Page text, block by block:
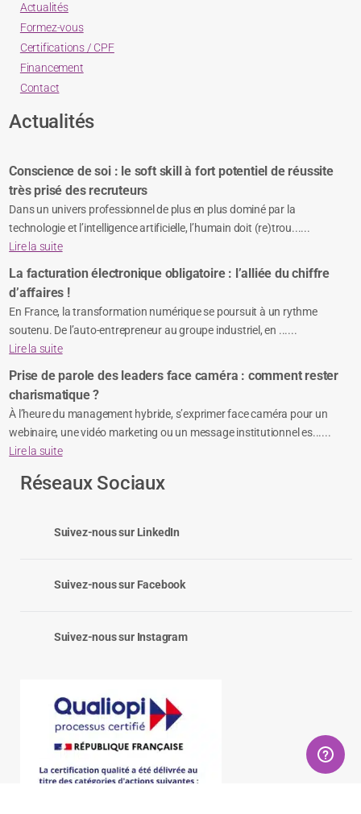
Actualités
Formez-vous
Certifications / CPF
Financement
Contact
Actualités
Conscience de soi : le soft skill à fort potentiel de réussite
très prisé des recruteurs
Dans un univers professionnel de plus en plus dominé par la
technologie et l’intelligence artificielle, l’humain doit (re)trou......
Lire la suite
La facturation électronique obligatoire : l’alliée du chiffre
d’affaires !
En France, la transformation numérique se poursuit à un rythme
soutenu. De l’auto-entrepreneur au groupe industriel, en ......
Lire la suite
Prise de parole des leaders face caméra : comment rester
charismatique ?
À l’heure du management hybride, s’exprimer face caméra pour un
webinaire, une vidéo marketing ou un message institutionnel es......
Lire la suite
Réseaux Sociaux
Suivez-nous sur LinkedIn
Suivez-nous sur Facebook
Suivez-nous sur Instagram